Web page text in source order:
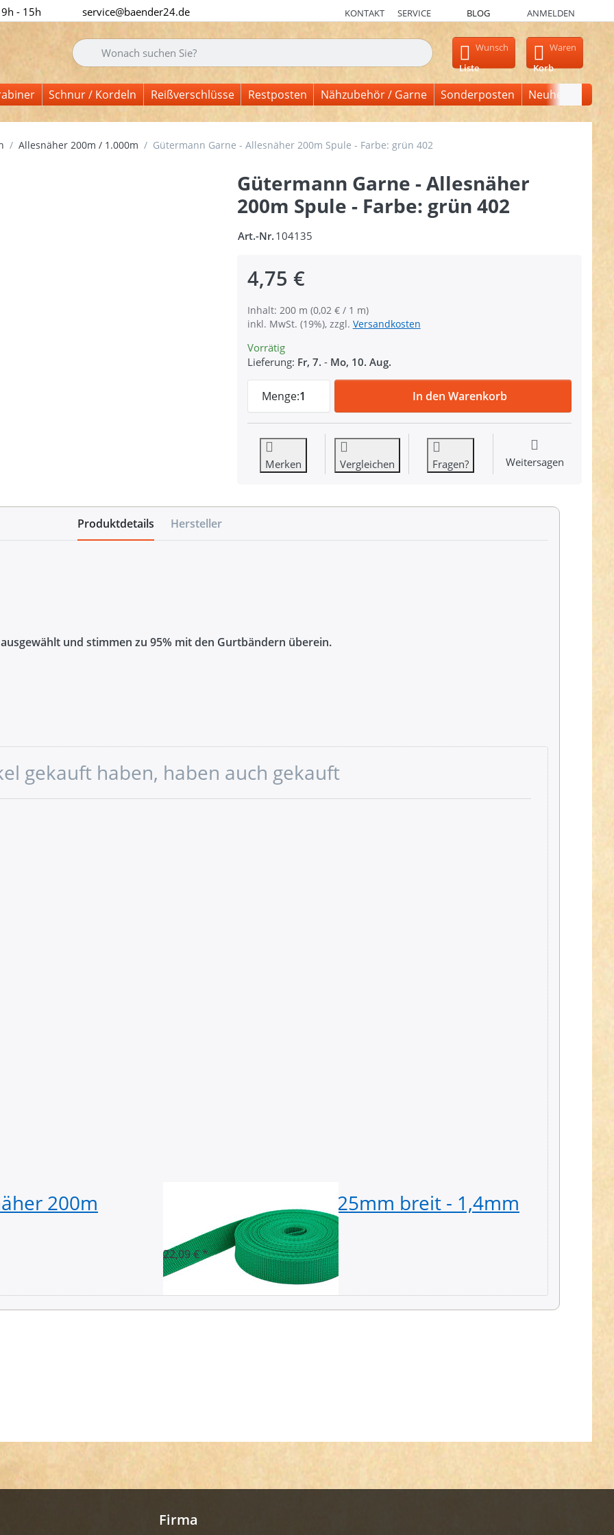
- 15h service@baender24.de KONTAKT SERVICE BLOG ANMELDEN
Geben Sie einen Suchbegriff ein. Während Sie tippen, erscheinen automatisch erste Ergebnisse. Drücken Sie die
Wunsch
Liste
Waren
Korb
Schnur / Kordeln Reißverschlüsse Restposten Nähzubehör / Garne Sonderposten Neuheiten
Allesnäher 200m / 1.000m Gütermann Garne - Allesnäher 200m Spule - Farbe: grün 402
Gütermann Garne - Allesnäher
200m Spule - Farbe: grün 402
Art.-Nr. 104135
4,75 €
Inhalt: 200 m (0,02 € / 1 m)
inkl. MwSt. (19%), zzgl. Versandkosten
Vorrätig
Lieferung: Fr, 7. - Mo, 10. Aug.
Menge:1
Gütermann Garne - Allesnäher 200m Spule - Farbe: grün
In den Warenkorb
Merken Vergleichen Fragen? Weitersagen
Produktdetails Hersteller
und stimmen zu 95% mit den Gurtbändern überein.
NM 60
auf Stufe 3
gekauft haben, haben auch gekauft
200m
50m PP Gurtband - 25mm breit - 1,4mm
stark - grün (UV)
22,09 € *
Firma